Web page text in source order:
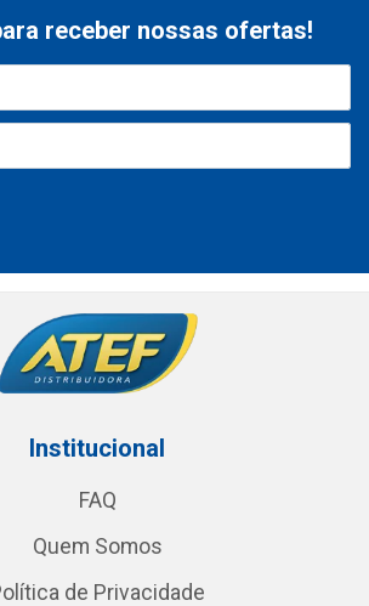
receber nossas ofertas!
Institucional
FAQ
Quem Somos
de Privacidade